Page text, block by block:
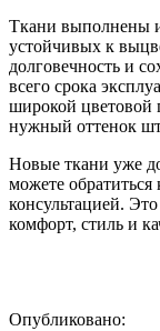
Ткани выполнены
устойчивых к
долговечность и
всего срока
широкой цветовой
нужный оттенок
Новые ткани уже
можете
консультацией.
комфорт, стиль и
Опубликовано: